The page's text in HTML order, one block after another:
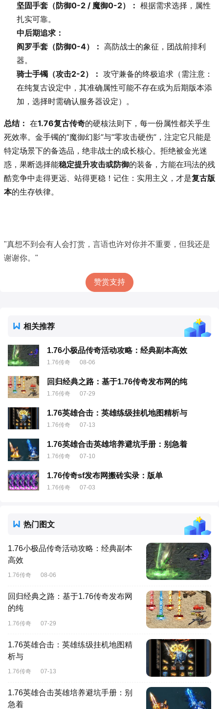
坚固手套（防御0-2 / 魔御0-2）： 根据需求选择，属性
扎实可靠。
中后期追求：
阎罗手套（防御0-4）： 高防战士的象征，团战前排利
器。
骑士手镯（攻击2-2）： 攻守兼备的终极追求（需注意：
在纯复古设定中，其准确属性可能不存在或为后期版本添
加，选择时需确认服务器设定）。
总结： 在1.76复古传奇的硬核法则下，每一份属性都关乎生
死效率。金手镯的“魔御幻影”与“零攻击硬伤”，注定它只能是
特定场景下的备选品，绝非战士的成长核心。拒绝被金光迷
惑，果断选择能稳定提升攻击或防御的装备，方能在玛法的残
酷竞争中走得更远、站得更稳！记住：实用主义，才是复古版
本的生存铁律。
"真想不到会有人会打赏，言语也许对你并不重要，但我还是
谢谢你。"
赞赏支持
相关推荐
1.76小极品传奇活动攻略：经典副本高效
1.76传奇 08-06
回归经典之路：基于1.76传奇发布网的纯
1.76传奇 07-29
1.76英雄合击：英雄练级挂机地图精析与
1.76传奇 07-13
1.76英雄合击英雄培养避坑手册：别急着
1.76传奇 07-10
1.76传奇sf发布网搬砖实录：版单
1.76传奇 07-03
热门图文
1.76小极品传奇活动攻略：经典副本
高效
1.76传奇 08-06
回归经典之路：基于1.76传奇发布网
的纯
1.76传奇 07-29
1.76英雄合击：英雄练级挂机地图精
析与
1.76传奇 07-13
1.76英雄合击英雄培养避坑手册：别
急着